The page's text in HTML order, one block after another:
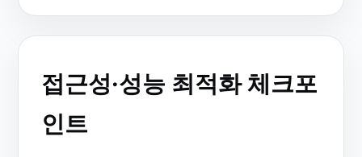
접근성·성능 최적화 체크포
인트